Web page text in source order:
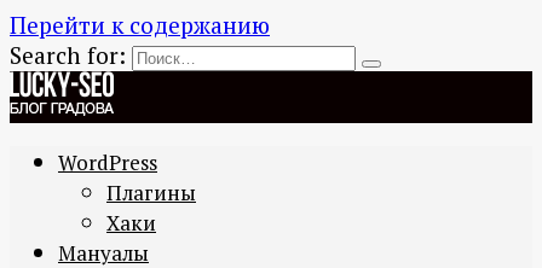
Перейти к содержанию
Search for:
WordPress
Плагины
Хаки
Мануалы